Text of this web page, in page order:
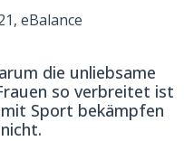
, eBalance
die unliebsame
so verbreitet ist
Sport bekämpfen